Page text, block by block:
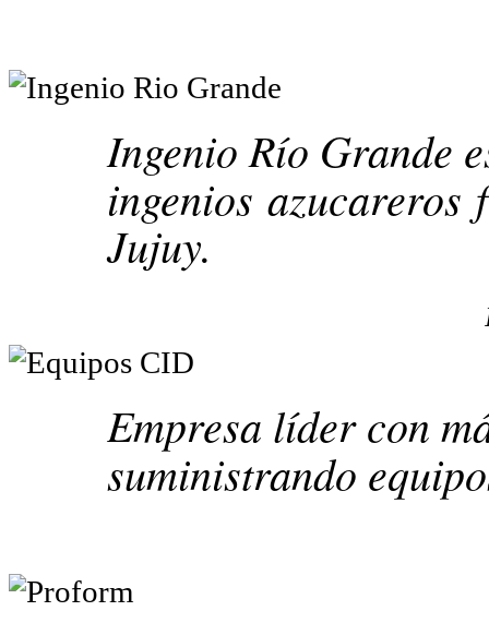
Ingenio Río Grande
ingenios azucareros
Jujuy.
Empresa líder con
suministrando